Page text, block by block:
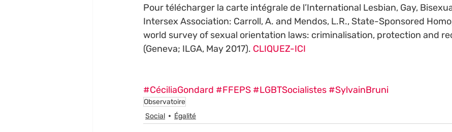
Pour télécharger la carte intégrale de l’International Lesbian, Gay,
Intersex Association: Carroll, A. and Mendos, L.R., State-Sponsored
world survey of sexual orientation laws: criminalisation, protection and
(Geneva; ILGA, May 2017). CLIQUEZ-ICI
#CéciliaGondard #FFEPS #LGBTSocialistes #SylvainBruni
Observatoire
Social
Égalité